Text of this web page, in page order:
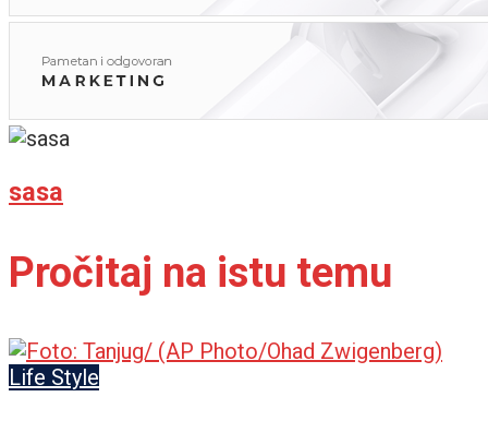
sasa
Pročitaj na istu temu
Life Style